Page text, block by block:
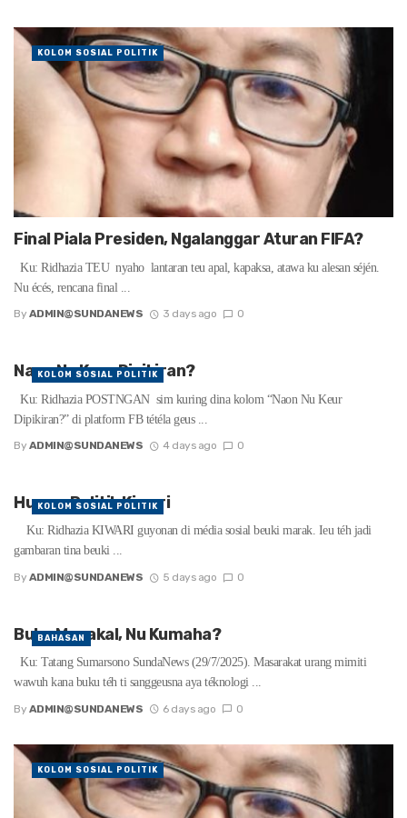
Final Piala Presiden, Ngalanggar Aturan FIFA?
Ku: Ridhazia TEU nyaho lantaran teu apal, kapaksa, atawa ku alesan séjén.
Nu écés, rencana final ...
By ADMIN@SUNDANEWS 3 days ago 0
KOLOM SOSIAL POLITIK
Naon Nu Keur Dipikiran?
Ku: Ridhazia POSTNGAN sim kuring dina kolom “Naon Nu Keur
Dipikiran?” di platform FB tétéla geus ...
By ADMIN@SUNDANEWS 4 days ago 0
KOLOM SOSIAL POLITIK
Humor Politik Kiwari
Ku: Ridhazia KIWARI guyonan di média sosial beuki marak. Ieu téh jadi
gambaran tina beuki ...
By ADMIN@SUNDANEWS 5 days ago 0
KOLOM SOSIAL POLITIK
Buku Macakal, Nu Kumaha?
Ku: Tatang Sumarsono SundaNews (29/7/2025). Masarakat urang mimiti
wawuh kana buku téh ti sanggeusna aya téknologi ...
By ADMIN@SUNDANEWS 6 days ago 0
BAHASAN
KOLOM SOSIAL POLITIK